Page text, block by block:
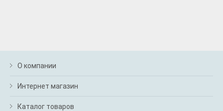
О компании
Интернет магазин
Каталог товаров